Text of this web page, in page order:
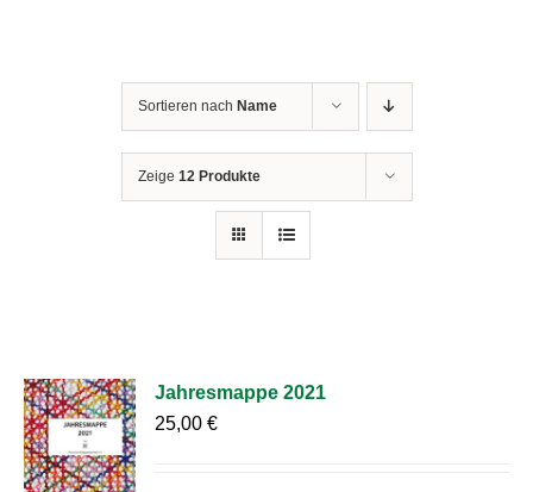
Sortieren nach Name
Zeige 12 Produkte
Jahresmappe 2021
25,00€